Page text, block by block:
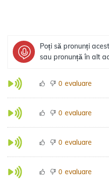
Poți să pronunți
sau pronunță în alt
0 evaluare
0 evaluare
0 evaluare
0 evaluare